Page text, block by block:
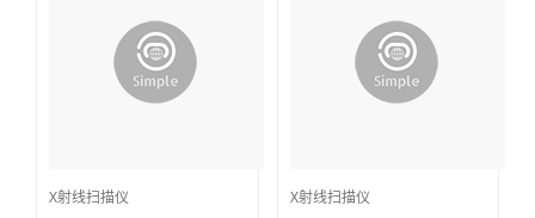
X射线扫描仪 X射线扫描仪